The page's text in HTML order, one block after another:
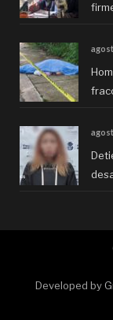
Developed by